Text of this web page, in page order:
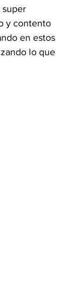
super
y contento
en estos
lo que